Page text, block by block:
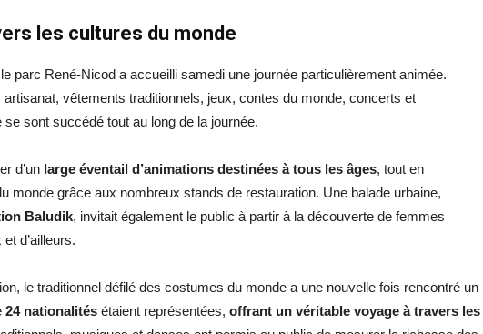
les cultures du monde
parc René-Nicod a accueilli samedi une journée particulièrement animée.
vêtements traditionnels, jeux, contes du monde, concerts et
sont succédé tout au long de la journée.
d’un large éventail d’animations destinées à tous les âges, tout en
monde grâce aux nombreux stands de restauration. Une balade urbaine,
Baludik, invitait également le public à partir à la découverte de femmes
d’ailleurs.
le traditionnel défilé des costumes du monde a une nouvelle fois rencontré un
24 nationalités étaient représentées, offrant un véritable voyage à travers les